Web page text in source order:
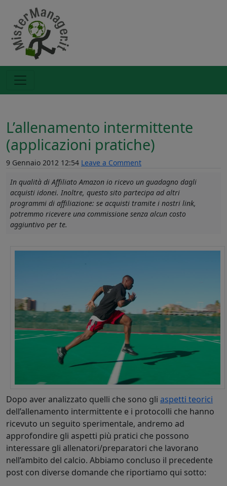
L’allenamento intermittente
(applicazioni pratiche)
9 Gennaio 2012 12:54 Leave a Comment
In qualità di Affiliato Amazon io ricevo un guadagno dagli
acquisti idonei. Inoltre, questo sito partecipa ad altri
programmi di affiliazione: se acquisti tramite i nostri link,
potremmo ricevere una commissione senza alcun costo
aggiuntivo per te.
Dopo aver analizzato quelli che sono gli aspetti teorici
dell’allenamento intermittente e i protocolli che hanno
ricevuto un seguito sperimentale, andremo ad
approfondire gli aspetti più pratici che possono
interessare gli allenatori/preparatori che lavorano
nell’ambito del calcio. Abbiamo concluso il precedente
post con diverse domande che riportiamo qui sotto: